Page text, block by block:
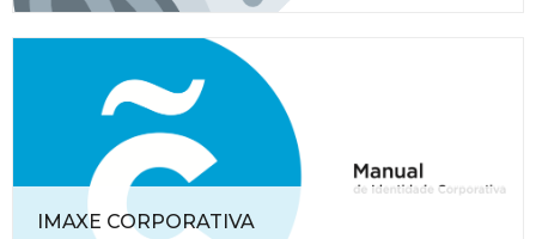
IMAXE CORPORATIVA